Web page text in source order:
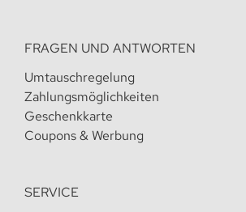
FRAGEN UND ANTWORTEN
Umtauschregelung
Zahlungsmöglichkeiten
Geschenkkarte
Coupons & Werbung
SERVICE